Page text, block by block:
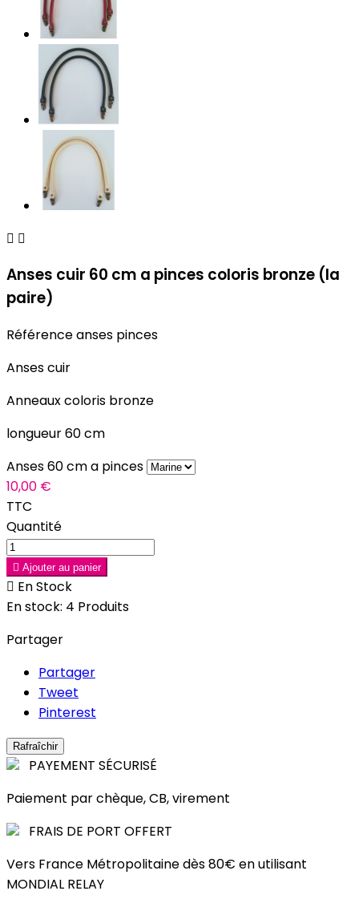
 
Anses cuir 60 cm a pinces coloris bronze (la
paire)
Référenceanses pinces
Anses cuir
Anneaux coloris bronze
longueur 60 cm
Anses 60 cm a pinces
10,00 €
TTC
Quantité
 Ajouter au panier
 En Stock
En stock: 4 Produits
Partager
Partager
Tweet
Pinterest
PAYEMENT SÉCURISÉ
Paiement par chèque, CB, virement
FRAIS DE PORT OFFERT
Vers France Métropolitaine dès 80€ en utilisant
MONDIAL RELAY